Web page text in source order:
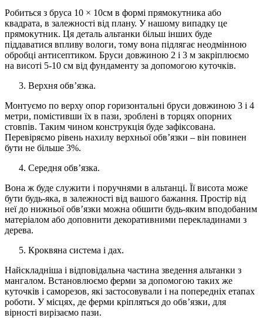
Робиться з бруса 10 × 10см в формі прямокутника або
квадрата, в залежності від плану. У нашому випадку це
прямокутник. Ця деталь альтанки більш інших буде
піддаватися впливу вологи, тому вона підлягає неодмінною
обробці антисептиком. Бруси довжиною 2 і 3 м закріплюємо
на висоті 5-10 см від фундаменту за допомогою куточків.
Верхня обв’язка.
Монтуємо по верху опор горизонтальні бруси довжиною 3 і 4
метри, помістивши їх в пази, зроблені в торцях опорних
стовпів. Таким чином конструкція буде зафіксована.
Перевіряємо рівень нахилу верхньої обв’язки – він повинен
бути не більше 3%.
Середня обв’язка.
Вона ж буде служити і поручнями в альтанці. Її висота може
бути будь-яка, в залежності від вашого бажання. Простір від
неї до нижньої обв’язки можна обшити будь-яким вподобаним
матеріалом або доповнити декоративними перекладинами з
дерева.
Кроквяна система і дах.
Найскладніша і відповідальна частина зведення альтанки з
мангалом. Встановлюємо ферми за допомогою таких же
куточків і саморезов, які застосовували і на попередніх етапах
роботи. У місцях, де ферми кріпляться до обв’язки, для
вірності вирізаємо пази.